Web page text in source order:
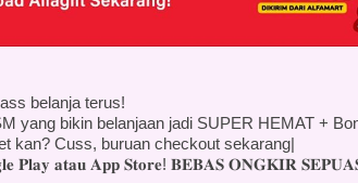
belanja terus!
yang bikin belanjaan jadi SUPER HEMAT +
kan? Cuss, buruan checkout sekarang|
𝐏𝐥𝐚𝐲 𝐚𝐭𝐚𝐮 𝐀𝐩𝐩 𝐒𝐭𝐨𝐫𝐞! 𝐁𝐄𝐁𝐀𝐒 𝐎𝐍𝐆𝐊𝐈𝐑